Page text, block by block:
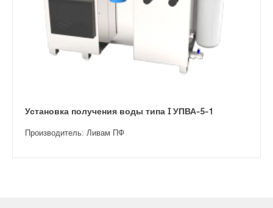
Установка получения воды типа I УПВА-5-1
Производитель: Ливам ПФ